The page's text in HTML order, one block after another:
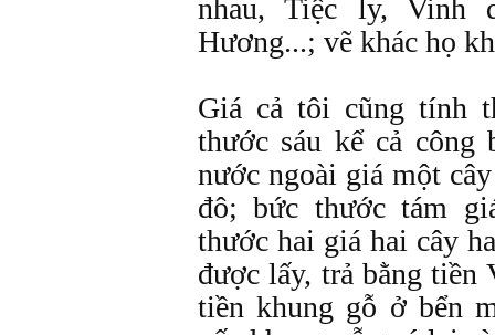
nhau, Tiệc ly, Vinh
Hương...; vẽ khác họ
Giá cả tôi cũng tính
thước sáu kể cả
nước ngoài giá một
đô; bức thước tám
thước hai giá hai cây
được lấy, trả bằng tiền
tiền khung gỗ ở bển